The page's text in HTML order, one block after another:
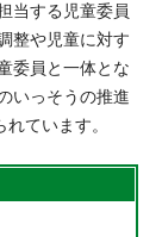
当する児童委員
整や児童に対す
委員と一体とな
いっそうの推進
ています。